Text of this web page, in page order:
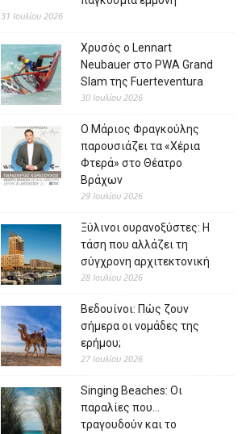
31 Ιουλίου 2026
Χρυσός ο Lennart
Neubauer στο PWA Grand
Slam της Fuerteventura
30 Ιουλίου 2026
Ο Μάριος Φραγκούλης
παρουσιάζει τα «Χέρια
Φτερά» στο Θέατρο
Βράχων
29 Ιουλίου 2026
Ξύλινοι ουρανοξύστες: Η
τάση που αλλάζει τη
σύγχρονη αρχιτεκτονική
28 Ιουλίου 2026
Βεδουίνοι: Πώς ζουν
σήμερα οι νομάδες της
ερήμου;
27 Ιουλίου 2026
Singing Beaches: Οι
παραλίες που…
τραγουδούν και το